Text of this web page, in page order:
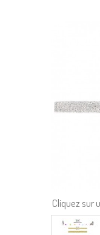
Cliquez sur